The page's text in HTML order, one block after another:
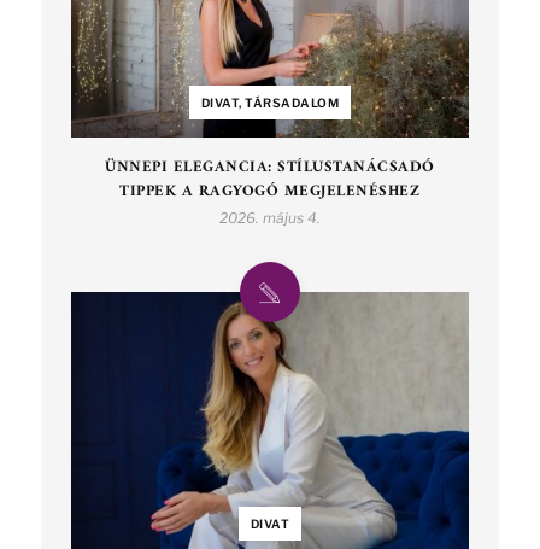
DIVAT, TÁRSADALOM
ÜNNEPI ELEGANCIA: STÍLUSTANÁCSADÓ
TIPPEK A RAGYOGÓ MEGJELENÉSHEZ
2026. május 4.
DIVAT